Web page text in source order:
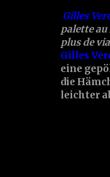
Gilles
palette
plus de
Gilles
eine
die
leichter